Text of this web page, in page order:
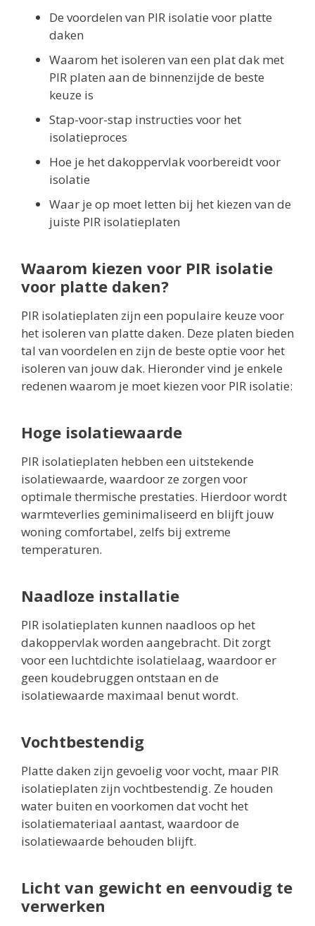
De voordelen van PIR isolatie voor platte
daken
Waarom het isoleren van een plat dak met
PIR platen aan de binnenzijde de beste
keuze is
Stap-voor-stap instructies voor het
isolatieproces
Hoe je het dakoppervlak voorbereidt voor
isolatie
Waar je op moet letten bij het kiezen van de
juiste PIR isolatieplaten
Waarom kiezen voor PIR isolatie
voor platte daken?
PIR isolatieplaten zijn een populaire keuze voor
het isoleren van platte daken. Deze platen bieden
tal van voordelen en zijn de beste optie voor het
isoleren van jouw dak. Hieronder vind je enkele
redenen waarom je moet kiezen voor PIR isolatie:
Hoge isolatiewaarde
PIR isolatieplaten hebben een uitstekende
isolatiewaarde, waardoor ze zorgen voor
optimale thermische prestaties. Hierdoor wordt
warmteverlies geminimaliseerd en blijft jouw
woning comfortabel, zelfs bij extreme
temperaturen.
Naadloze installatie
PIR isolatieplaten kunnen naadloos op het
dakoppervlak worden aangebracht. Dit zorgt
voor een luchtdichte isolatielaag, waardoor er
geen koudebruggen ontstaan en de
isolatiewaarde maximaal benut wordt.
Vochtbestendig
Platte daken zijn gevoelig voor vocht, maar PIR
isolatieplaten zijn vochtbestendig. Ze houden
water buiten en voorkomen dat vocht het
isolatiemateriaal aantast, waardoor de
isolatiewaarde behouden blijft.
Licht van gewicht en eenvoudig te
verwerken